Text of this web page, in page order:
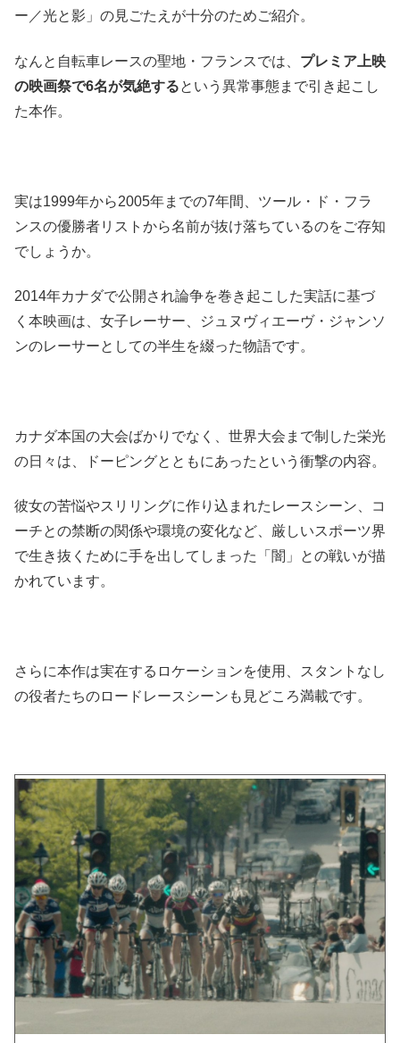
ー／光と影」の見ごたえが十分のためご紹介。
なんと自転車レースの聖地・フランスでは、 プレミア上映
の映画祭で6名が気絶するという異常事態まで引き起こし
た本作。
実は1999年から2005年までの7年間、ツール・ド・フラ
ンスの優勝者リストから名前が抜け落ちているのをご存知
でしょうか。
2014年カナダで公開され論争を巻き起こした実話に基づ
く本映画は、女子レーサー、ジュヌヴィエーヴ・ジャンソ
ンのレーサーとしての半生を綴った物語です。
カナダ本国の大会ばかりでなく、世界大会まで制した栄光
の日々は、ドーピングとともにあったという衝撃の内容。
彼女の苦悩やスリリングに作り込まれたレースシーン、コ
ーチとの禁断の関係や環境の変化など、厳しいスポーツ界
で生き抜くために手を出してしまった「闇」との戦いが描
かれています。
さらに本作は実在するロケーションを使用、スタントなし
の役者たちのロードレースシーンも見どころ満載です。